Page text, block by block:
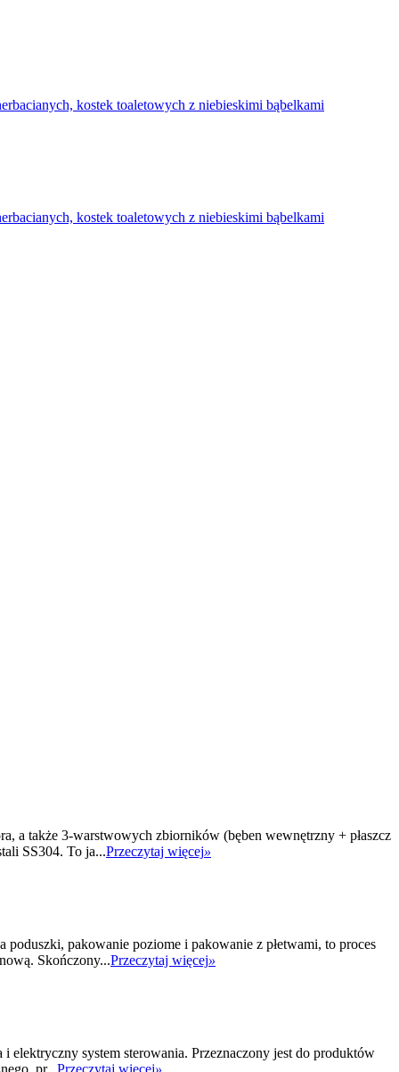
kostek toaletowych z niebieskimi bąbelkami
kostek toaletowych z niebieskimi bąbelkami
a także 3-warstwowych zbiorników (bęben wewnętrzny + płaszcz
SS304. To ja...Przeczytaj więcej»
pakowanie poziome i pakowanie z płetwami, to proces
Skończony...Przeczytaj więcej»
elektryczny system sterowania. Przeznaczony jest do produktów
pr... Przeczytaj więcej»